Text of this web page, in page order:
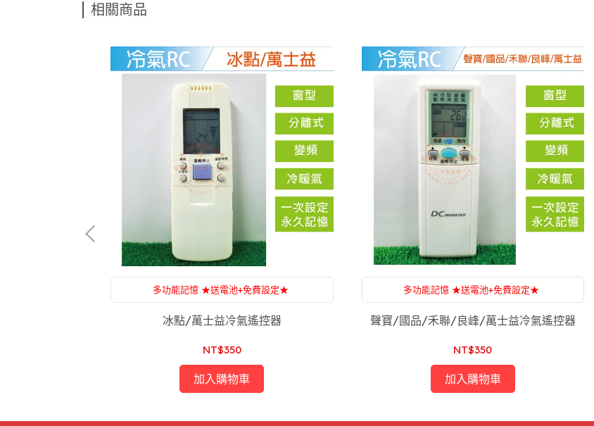
相關商品
多功能記憶 ★送電池+免費設定★
附設：家電維修，一條龍服務，售後服務沒煩惱
冰點/萬士益冷氣遙控器
NT$350
加入購物車
多功能記憶 ★送電池+免費設定★
附設：家電維修，一條龍服務，售後服務沒煩惱
聲寶/國品/禾聯/良峰/萬士益冷氣遙控器
NT$350
加入購物車